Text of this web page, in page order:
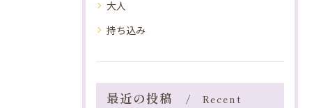
大人
持ち込み
最近の投稿
Recent